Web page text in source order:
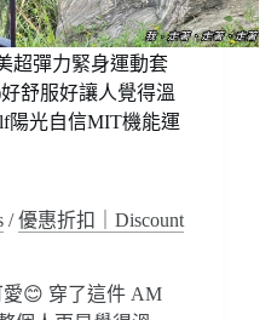
超彈力緊身運動套
舒服好讓人覺得溫
陽光自信MIT機能運
/優惠折扣｜Discount
😊 穿了這件 AM